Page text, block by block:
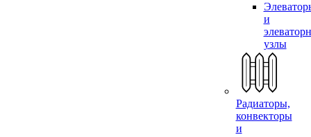
и
узлы
Радиаторы,
конвекторы
и